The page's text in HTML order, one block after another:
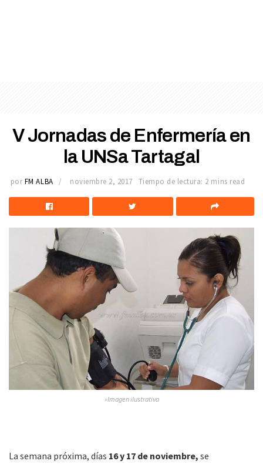
V Jornadas de Enfermería en
la UNSa Tartagal
por FM ALBA noviembre 2, 2017 Tiempo de lectura: 2 mins read
»Imagen ilustrativa
La semana próxima, días 16 y 17 de noviembre, se